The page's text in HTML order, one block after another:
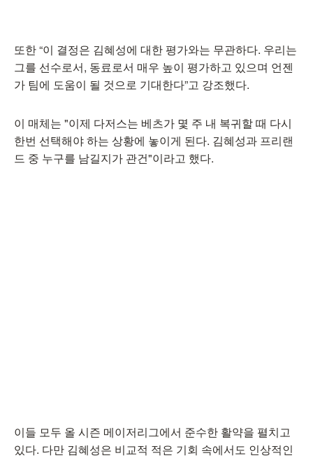
또한 “이 결정은 김혜성에 대한 평가와는 무관하다. 우리는
그를 선수로서, 동료로서 매우 높이 평가하고 있으며 언젠
가 팀에 도움이 될 것으로 기대한다”고 강조했다.
이 매체는 "이제 다저스는 베츠가 몇 주 내 복귀할 때 다시
한번 선택해야 하는 상황에 놓이게 된다. 김혜성과 프리랜
드 중 누구를 남길지가 관건"이라고 했다.
이들 모두 올 시즌 메이저리그에서 준수한 활약을 펼치고
있다. 다만 김혜성은 비교적 적은 기회 속에서도 인상적인